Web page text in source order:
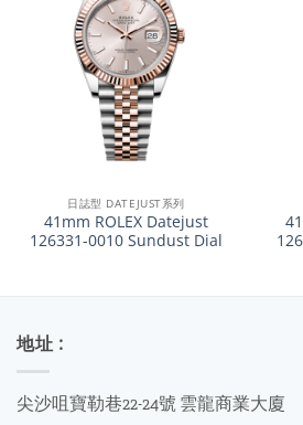
日誌型 DATEJUST系列
41mm ROLEX Datejust
126331-0010 Sundust Dial
地址 :
尖沙咀寶勒巷22-24號 雲龍商業大廈